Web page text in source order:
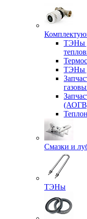
ТЭНы
ТЭНы
Смазки и
ТЭНы